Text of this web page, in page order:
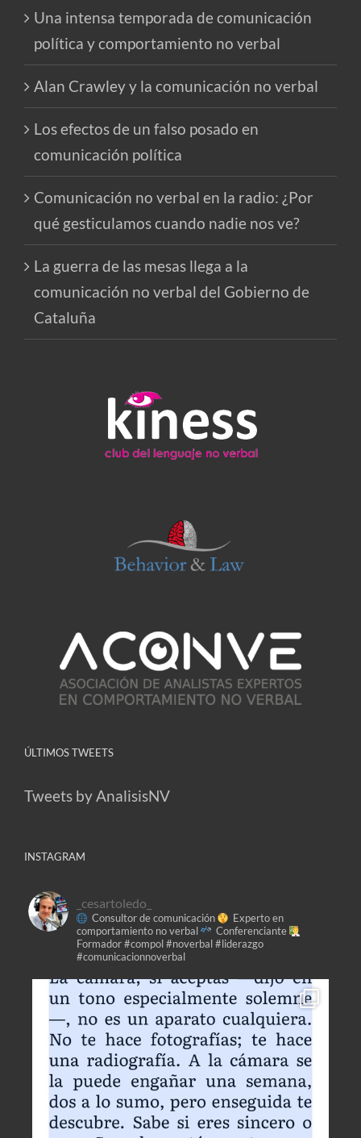
Una intensa temporada de comunicación
política y comportamiento no verbal
Alan Crawley y la comunicación no verbal
Los efectos de un falso posado en
comunicación política
Comunicación no verbal en la radio: ¿Por
qué gesticulamos cuando nadie nos ve?
La guerra de las mesas llega a la
comunicación no verbal del Gobierno de
Cataluña
ÚLTIMOS TWEETS
Tweets by AnalisisNV
INSTAGRAM
_cesartoledo_
Consultor de comunicación
Experto en
comportamiento no verbal
Conferenciante
Formador#compol #noverbal #liderazgo
#comunicacionnoverbal